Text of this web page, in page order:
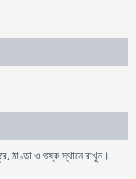
ঠাণ্ডা ও শুষ্ক স্থানে রাখুন।